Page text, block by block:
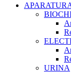
URINA